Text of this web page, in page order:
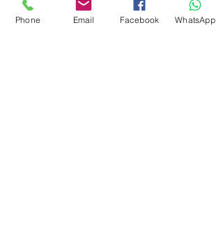
Phone Email Facebook WhatsApp